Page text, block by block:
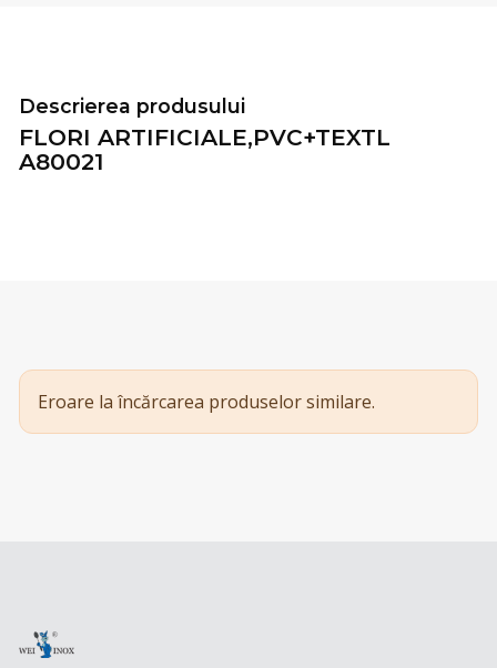
Descrierea produsului
FLORI ARTIFICIALE,PVC+TEXTL
A80021
Eroare la încărcarea produselor similare.